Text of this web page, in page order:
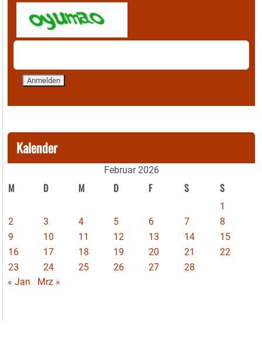
Kalender
Februar 2026
M D M D F S S
1
2
3 4 5 6 7
8
9
10 11 12 13 14
15
16
17 18 19 20 21
22
23
24 25 26 27
28
« Jan
Mrz »